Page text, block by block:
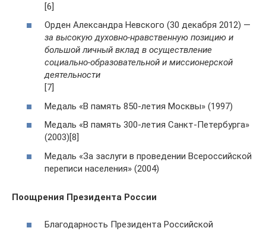
[6]
Орден Александра Невского (30 декабря 2012) —
за высокую духовно-нравственную позицию и
большой личный вклад в осуществление
социально-образовательной и миссионерской
деятельности
[7]
Медаль «В память 850-летия Москвы» (1997)
Медаль «В память 300-летия Санкт-Петербурга»
(2003)[8]
Медаль «За заслуги в проведении Всероссийской
переписи населения» (2004)
Поощрения Президента России
Благодарность Президента Российской